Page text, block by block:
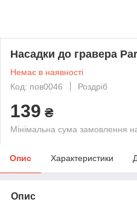
Насадки до гравера
Немає в наявності
Код: пов0046
Роздріб
139 ₴
Мінімальна сума замовлення
Опис Характеристики
Опис